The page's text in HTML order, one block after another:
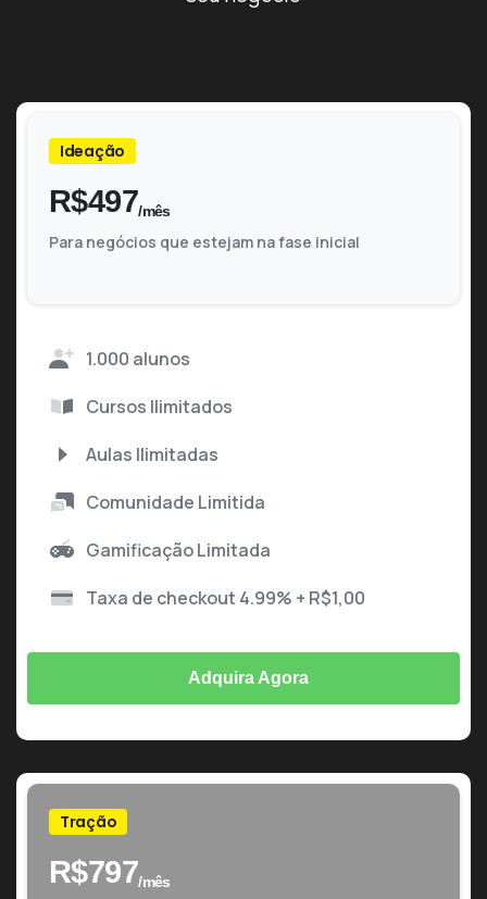
Ideação
R$497/mês
Para negócios que estejam na fase inicial
1.000 alunos
Cursos Ilimitados
Aulas Ilimitadas
Comunidade Limitida
Gamificação Limitada
Taxa de checkout 4.99% + R$1,00
Adquira Agora
Tração
R$797/mês